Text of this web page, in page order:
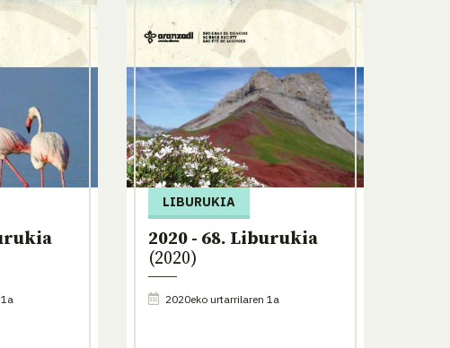
LIBURUKIA
2020 - 68. Liburukia
(2020)
2020eko urtarrilaren 1a